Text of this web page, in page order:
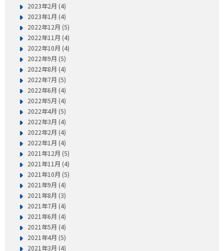
2023年2月 (4)
2023年1月 (4)
2022年12月 (5)
2022年11月 (4)
2022年10月 (4)
2022年9月 (5)
2022年8月 (4)
2022年7月 (5)
2022年6月 (4)
2022年5月 (4)
2022年4月 (5)
2022年3月 (4)
2022年2月 (4)
2022年1月 (4)
2021年12月 (5)
2021年11月 (4)
2021年10月 (5)
2021年9月 (4)
2021年8月 (3)
2021年7月 (4)
2021年6月 (4)
2021年5月 (4)
2021年4月 (5)
2021年3月 (4)